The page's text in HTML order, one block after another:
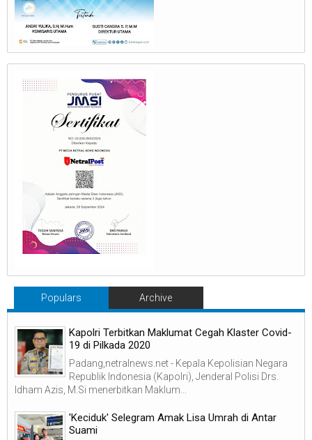
Populars Archive
Kapolri Terbitkan Maklumat Cegah Klaster Covid-
19 di Pilkada 2020
Padang,netralnews.net - Kepala Kepolisian Negara
Republik Indonesia (Kapolri), Jenderal Polisi Drs.
Idham Azis, M.Si menerbitkan Maklum...
'Keciduk' Selegram Amak Lisa Umrah di Antar
Suami